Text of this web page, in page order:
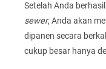
Setelah Anda
sewer, Anda akan
dipanen secara
cukup besar hanya